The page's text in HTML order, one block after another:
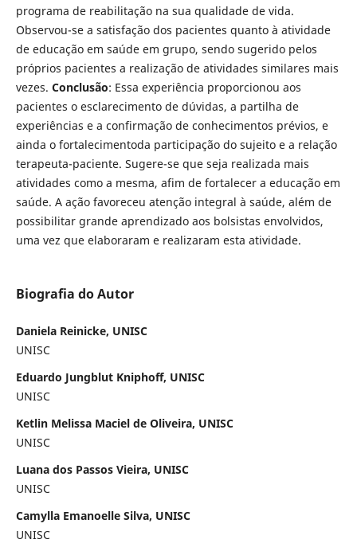
programa de reabilitação na sua qualidade de vida.
Observou-se a satisfação dos pacientes quanto à atividade
de educação em saúde em grupo, sendo sugerido pelos
próprios pacientes a realização de atividades similares mais
vezes. Conclusão: Essa experiência proporcionou aos
pacientes o esclarecimento de dúvidas, a partilha de
experiências e a confirmação de conhecimentos prévios, e
ainda o fortalecimentoda participação do sujeito e a relação
terapeuta-paciente. Sugere-se que seja realizada mais
atividades como a mesma, afim de fortalecer a educação em
saúde. A ação favoreceu atenção integral à saúde, além de
possibilitar grande aprendizado aos bolsistas envolvidos,
uma vez que elaboraram e realizaram esta atividade.
Biografia do Autor
Daniela Reinicke, UNISC
UNISC
Eduardo Jungblut Kniphoff, UNISC
UNISC
Ketlin Melissa Maciel de Oliveira, UNISC
UNISC
Luana dos Passos Vieira, UNISC
UNISC
Camylla Emanoelle Silva, UNISC
UNISC